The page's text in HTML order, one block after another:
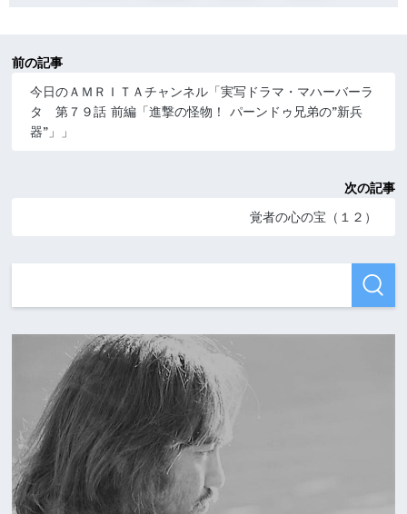
前の記事
今日のＡＭＲＩＴＡチャンネル「実写ドラマ・マハーバーラ
タ 第７９話 前編「進撃の怪物！ パーンドゥ兄弟の”新兵
器”」」
次の記事
覚者の心の宝（１２）